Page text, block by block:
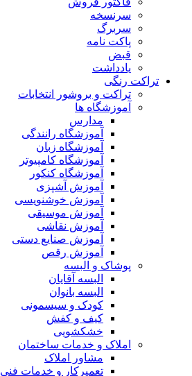
سرنسخه
سربرگ
پاکت نامه
قبض
یادداشت
تراکت رنگی
تراکت و بروشور انتخابات
آموزشگاه ها
مدارس
آموزشگاه رانندگی
آموزشگاه زبان
آموزشگاه کامپیوتر
آموزشگاه کنکور
آموزش آشپزی
آموزش خوشنویسی
آموزش موسیقی
آموزش نقاشی
آموزش صنایع دستی
آموزش رقص
پوشاک و البسه
البسه آقایان
البسه بانوان
کودک و سیسمونی
کیف و کفش
خشکشویی
املاک و خدمات ساختمان
مشاور املاک
تعمیرکار و خدمات فنی